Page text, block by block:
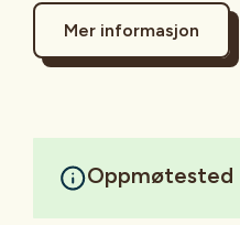
Mer informasjon
Oppmøtested